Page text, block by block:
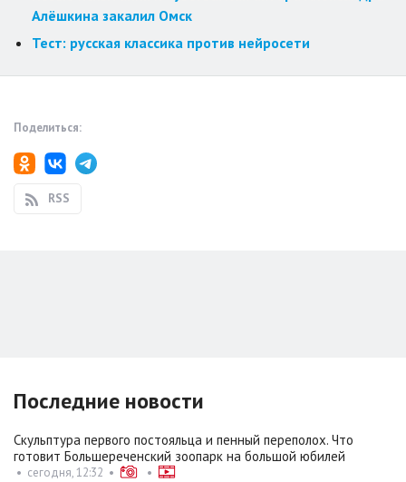
Алёшкина закалил Омск
Тест: русская классика против нейросети
Поделиться:
RSS
Последние новости
Скульптура первого постояльца и пенный переполох. Что
готовит Большереченский зоопарк на большой юбилей
• сегодня, 12:32 • •